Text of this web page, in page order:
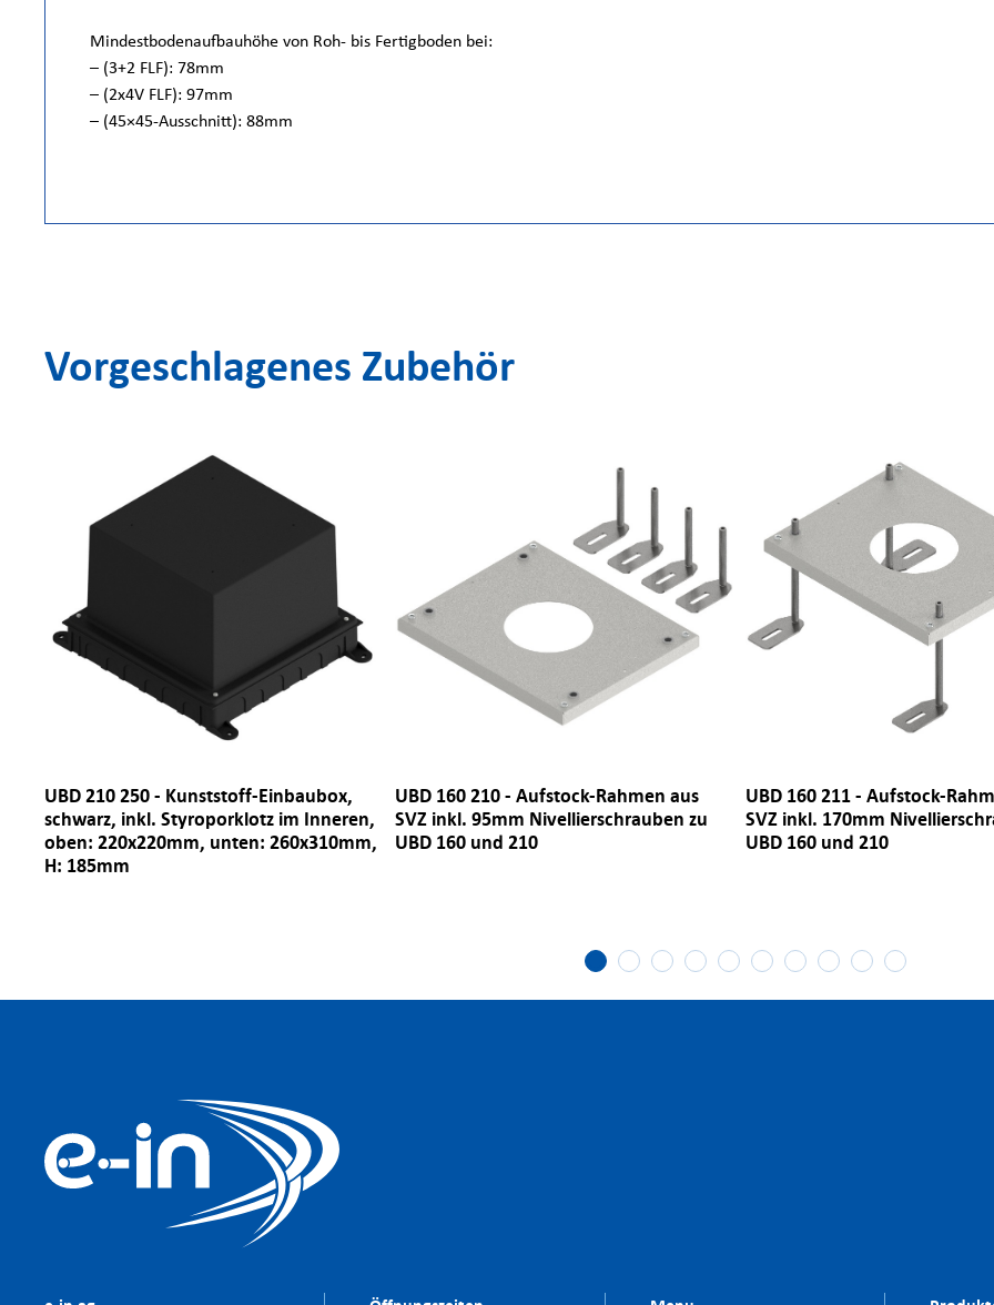
Mindestbodenaufbauhöhe von Roh- bis Fertigboden bei:
– (3+2 FLF): 78mm
– (2x4V FLF): 97mm
– (45×45-Ausschnitt): 88mm
Vorgeschlagenes Zubehör
UBD 210 250 - Kunststoff-Einbaubox,
schwarz, inkl. Styroporklotz im Inneren,
oben: 220x220mm, unten: 260x310mm,
H: 185mm
UBD 160 210 - Aufstock-Rahmen aus
SVZ inkl. 95mm Nivellierschrauben zu
UBD 160 und 210
UBD 160 211 - Aufstock-
SVZ inkl. 170mm
UBD 160 und 210